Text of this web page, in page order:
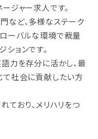
ジャー求人です。
など、多様なステーク
ーバルな環境で裁量
ョンです。
力を存分に活かし、最
て社会に貢献したい方
ており、メリハリをつ